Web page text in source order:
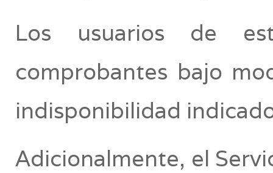
Los usuarios de
comprobantes bajo
indisponibilidad
Adicionalmente, el